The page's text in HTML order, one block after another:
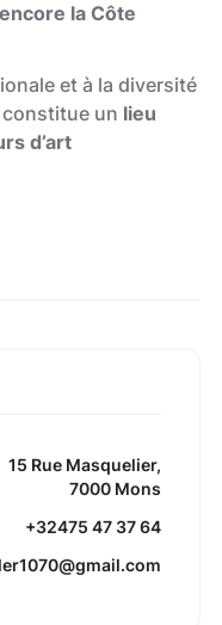
la Côte
et à la diversité
un lieu
d’art
15 Rue Masquelier,
7000 Mons
+32475 47 37 64